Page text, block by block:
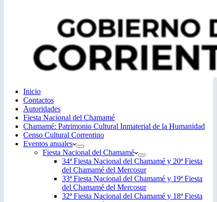
Inicio
Contactos
Autoridades
Fiesta Nacional del Chamamé
Chamamé: Patrimonio Cultural Inmaterial de la Humanidad
Censo Cultural Correntino
Eventos anuales
Fiesta Nacional del Chamamé
34ª Fiesta Nacional del Chamamé y 20ª Fiesta
del Chamamé del Mercosur
33ª Fiesta Nacional del Chamamé y 19ª Fiesta
del Chamamé del Mercosur
32ª Fiesta Nacional del Chamamé y 18ª Fiesta